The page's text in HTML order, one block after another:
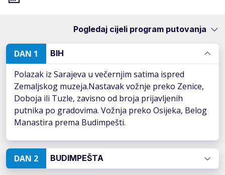
Pogledaj cijeli program putovanja
DAN 1 BIH
Polazak iz Sarajeva u večernjim satima ispred
Zemaljskog muzeja.Nastavak vožnje preko Zenice,
Doboja ili Tuzle, zavisno od broja prijavljenih
putnika po gradovima. Vožnja preko Osijeka, Belog
Manastira prema Budimpešti.
DAN 2 BUDIMPEŠTA